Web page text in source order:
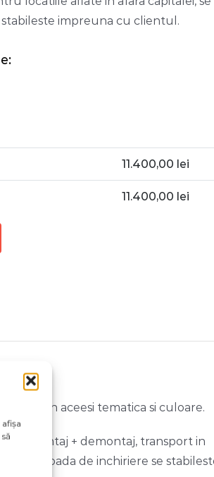
impreuna cu clientul.
11.400,00 lei
11.400,00 lei
din aceesi tematica si culoare.
montaj + demontaj, transport in
Perioada de inchiriere se